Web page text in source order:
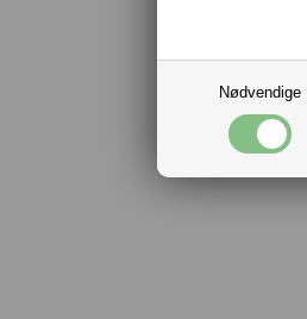
Nødvendige